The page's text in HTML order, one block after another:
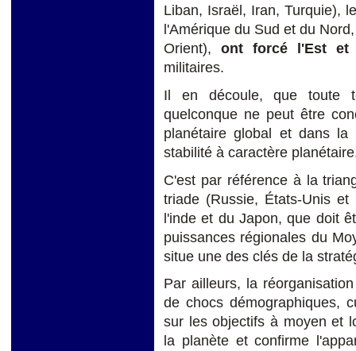
Liban, Israël, Iran, Turquie),
l'Amérique du Sud et du
Orient), ont forcé l'Est et
militaires.
Il en découle, que toute
quelconque ne peut être
planétaire global et dans
stabilité à caractère
C'est par référence à la
triade (Russie, États-Unis
l'inde et du Japon, que doit
puissances régionales du
situe une des clés de la
Par ailleurs, la
de chocs démographiques,
sur les objectifs à moyen et
la planète et confirme